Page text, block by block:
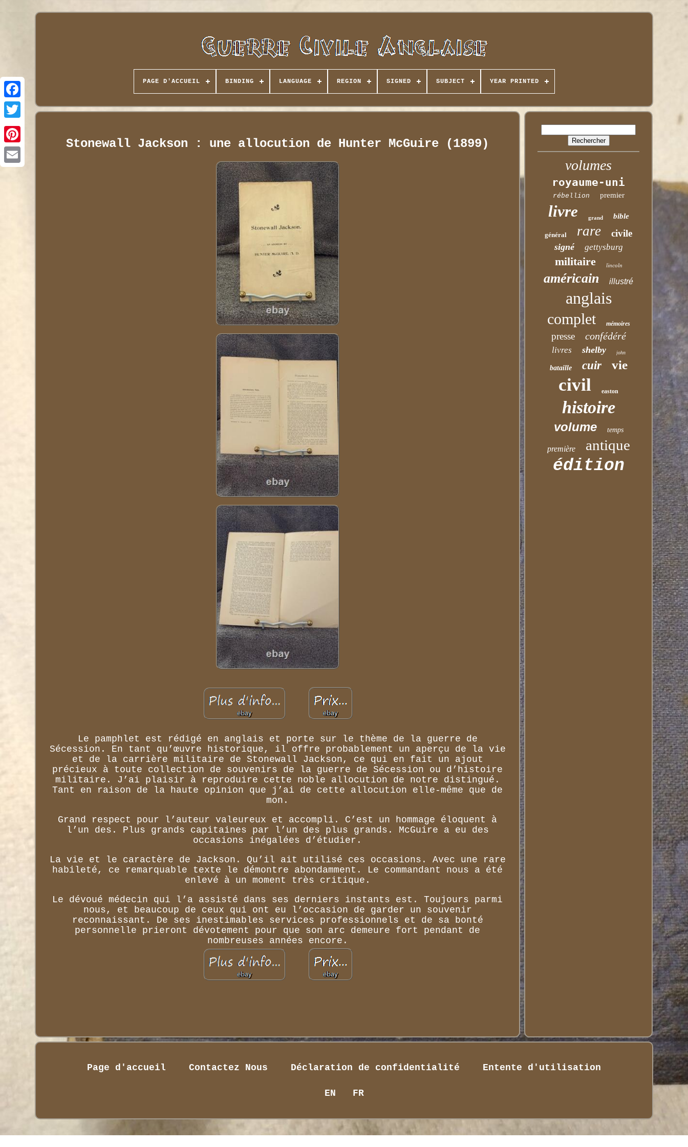
PAGE D'ACCUEIL BINDING LANGUAGE REGION SIGNED SUBJECT YEAR PRINTED
Stonewall Jackson : une allocution de Hunter McGuire (1899)
Le pamphlet est rédigé en anglais et porte sur le thème de la guerre de
Sécession. En tant qu’œuvre historique, il offre probablement un aperçu de la vie
et de la carrière militaire de Stonewall Jackson, ce qui en fait un ajout
précieux à toute collection de souvenirs de la guerre de Sécession ou d’histoire
militaire. J’ai plaisir à reproduire cette noble allocution de notre distingué.
Tant en raison de la haute opinion que j’ai de cette allocution elle-même que de
mon.
Grand respect pour l’auteur valeureux et accompli. C’est un hommage éloquent à
l’un des. Plus grands capitaines par l’un des plus grands. McGuire a eu des
occasions inégalées d’étudier.
La vie et le caractère de Jackson. Qu’il ait utilisé ces occasions. Avec une rare
habileté, ce remarquable texte le démontre abondamment. Le commandant nous a été
enlevé à un moment très critique.
Le dévoué médecin qui l’a assisté dans ses derniers instants est. Toujours parmi
nous, et beaucoup de ceux qui ont eu l’occasion de garder un souvenir
reconnaissant. De ses inestimables services professionnels et de sa bonté
personnelle prieront dévotement pour que son arc demeure fort pendant de
nombreuses années encore.
volumes
royaume-uni
rébellion premier
livre grand bible
général rare civile
signé gettysburg
militaire lincoln
américain illustré
anglais
complet mémoires
presse confédéré
livres shelby john
bataille cuir vie
civil easton
histoire
volume temps
première antique
édition
Page d'accueil Contactez Nous Déclaration de confidentialité Entente d'utilisation
EN FR